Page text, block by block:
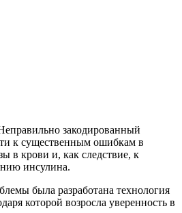
закодированный
к существенным ошибкам в
в крови и, как следствие, к
инсулина.
была разработана технология
которой возросла уверенность в